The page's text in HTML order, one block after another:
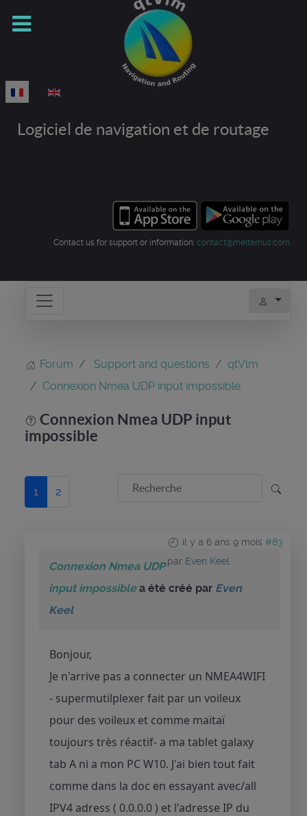
Sélectionnez votre langue
Logiciel de navigation et de routage
Contact us for support or information: contact@meltemus.com
Forum Support and questions
qtVlm
Connexion Nmea UDP input impossible
Connexion Nmea UDP input
impossible
1 2
il y a 6 ans 9 mois #83
par Even Keel
Connexion Nmea UDP
input impossiblea été créé par Even
Keel
Bonjour,
Je n'arrive pas a connecter un NMEA4WIFI
- supermutilplexer fait par un voileux
pour des voileux et comme maïtaï
toujours très réactif- a ma tablet galaxy
tab A ni a mon PC W10. J'ai bien tout fait
comme dans la doc en essayant avec/all
IPV4 adress ( 0.0.0.0 ) et l'adresse IP du